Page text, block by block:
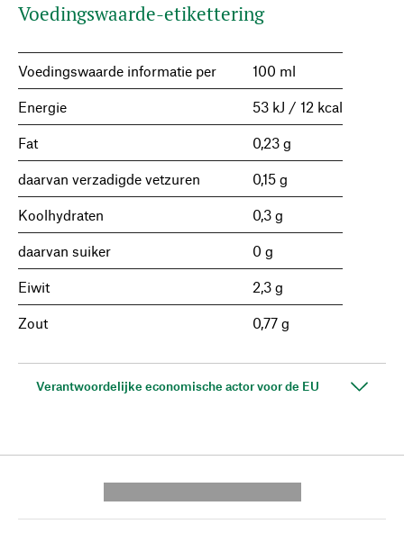
Voedingswaarde-etikettering
Voedingswaarde informatie per 100 ml
Energie 53 kJ / 12 kcal
Fat 0,23 g
daarvan verzadigde vetzuren 0,15 g
Koolhydraten 0,3 g
daarvan suiker 0 g
Eiwit 2,3 g
Zout 0,77 g
Verantwoordelijke economische actor voor de EU